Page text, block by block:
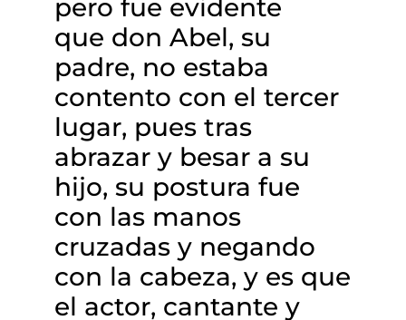
pero fue evidente
que don Abel, su
padre, no estaba
contento con el tercer
lugar, pues tras
abrazar y besar a su
hijo, su postura fue
con las manos
cruzadas y negando
con la cabeza, y es que
el actor, cantante y